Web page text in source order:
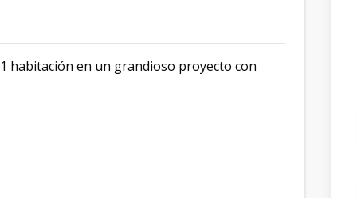
habitación en un grandioso proyecto con